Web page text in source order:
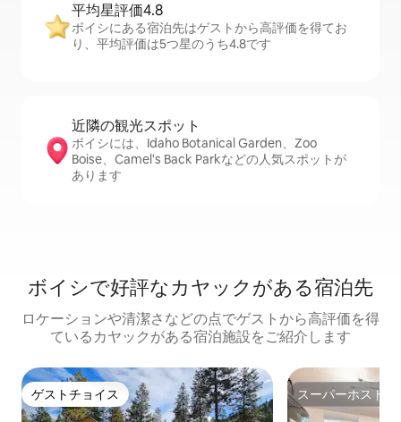
平均星評価4.8
ボイシにある宿泊先はゲストから高評価を得てお
り、平均評価は5つ星のうち4.8です
近隣の観光ス⁠ポ⁠ッ⁠ト
ボイシには、Idaho Botanical Garden、Zoo
Boise、Camel's Back Parkなどの人気スポットが
あります
ボイシで好評なカヤックがある宿泊先
ロケーションや清潔さなどの点でゲストから高評価を得
ているカヤックがある宿泊施設をご紹介します
ゲストチョイス
ゲストチョイス スーパーホスト
スーパーホスト